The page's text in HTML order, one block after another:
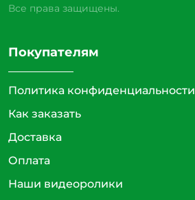
Все права защищены.
Покупателям
Политика конфиденциальности
Как заказать
Доставка
Оплата
Наши видеоролики